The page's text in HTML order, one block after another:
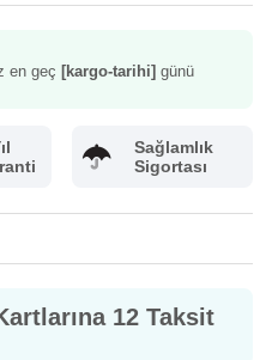
en geç [kargo-tarihi] günü
Sağlamlık
Sigortası
12 Taksit